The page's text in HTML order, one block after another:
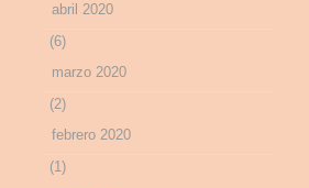
abril 2020
(6)
marzo 2020
(2)
febrero 2020
(1)